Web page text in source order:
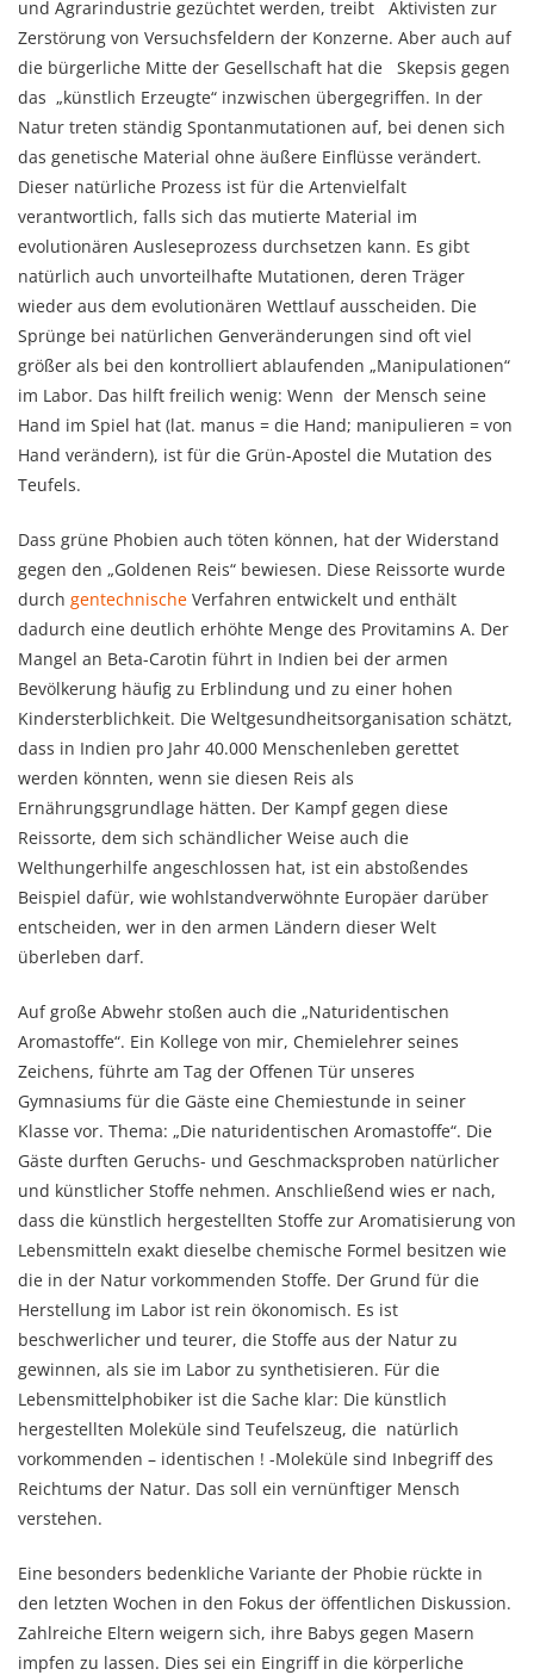
und Agrarindustrie gezüchtet werden, treibt Aktivisten zur
Zerstörung von Versuchsfeldern der Konzerne. Aber auch auf
die bürgerliche Mitte der Gesellschaft hat die Skepsis gegen
das „künstlich Erzeugte“ inzwischen übergegriffen. In der
Natur treten ständig Spontanmutationen auf, bei denen sich
das genetische Material ohne äußere Einflüsse verändert.
Dieser natürliche Prozess ist für die Artenvielfalt
verantwortlich, falls sich das mutierte Material im
evolutionären Ausleseprozess durchsetzen kann. Es gibt
natürlich auch unvorteilhafte Mutationen, deren Träger
wieder aus dem evolutionären Wettlauf ausscheiden. Die
Sprünge bei natürlichen Genveränderungen sind oft viel
größer als bei den kontrolliert ablaufenden „Manipulationen“
im Labor. Das hilft freilich wenig: Wenn der Mensch seine
Hand im Spiel hat (lat. manus = die Hand; manipulieren = von
Hand verändern), ist für die Grün-Apostel die Mutation des
Teufels.
Dass grüne Phobien auch töten können, hat der Widerstand
gegen den „Goldenen Reis“ bewiesen. Diese Reissorte wurde
durch gentechnische Verfahren entwickelt und enthält
dadurch eine deutlich erhöhte Menge des Provitamins A. Der
Mangel an Beta-Carotin führt in Indien bei der armen
Bevölkerung häufig zu Erblindung und zu einer hohen
Kindersterblichkeit. Die Weltgesundheitsorganisation schätzt,
dass in Indien pro Jahr 40.000 Menschenleben gerettet
werden könnten, wenn sie diesen Reis als
Ernährungsgrundlage hätten. Der Kampf gegen diese
Reissorte, dem sich schändlicher Weise auch die
Welthungerhilfe angeschlossen hat, ist ein abstoßendes
Beispiel dafür, wie wohlstandverwöhnte Europäer darüber
entscheiden, wer in den armen Ländern dieser Welt
überleben darf.
Auf große Abwehr stoßen auch die „Naturidentischen
Aromastoffe“. Ein Kollege von mir, Chemielehrer seines
Zeichens, führte am Tag der Offenen Tür unseres
Gymnasiums für die Gäste eine Chemiestunde in seiner
Klasse vor. Thema: „Die naturidentischen Aromastoffe“. Die
Gäste durften Geruchs- und Geschmacksproben natürlicher
und künstlicher Stoffe nehmen. Anschließend wies er nach,
dass die künstlich hergestellten Stoffe zur Aromatisierung von
Lebensmitteln exakt dieselbe chemische Formel besitzen wie
die in der Natur vorkommenden Stoffe. Der Grund für die
Herstellung im Labor ist rein ökonomisch. Es ist
beschwerlicher und teurer, die Stoffe aus der Natur zu
gewinnen, als sie im Labor zu synthetisieren. Für die
Lebensmittelphobiker ist die Sache klar: Die künstlich
hergestellten Moleküle sind Teufelszeug, die natürlich
vorkommenden – identischen ! -Moleküle sind Inbegriff des
Reichtums der Natur. Das soll ein vernünftiger Mensch
verstehen.
Eine besonders bedenkliche Variante der Phobie rückte in
den letzten Wochen in den Fokus der öffentlichen Diskussion.
Zahlreiche Eltern weigern sich, ihre Babys gegen Masern
impfen zu lassen. Dies sei ein Eingriff in die körperliche